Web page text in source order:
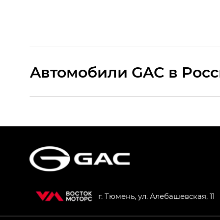
Aвтомобили GAC в
HYPTEC HT — Хайптек Эйч Ти (HYPTEC
г. Тюмень, ул. Алебашевская, 11